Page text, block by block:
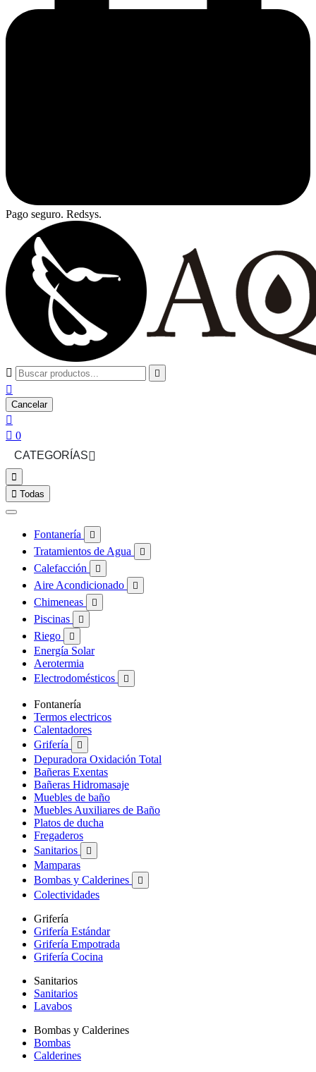
Pago seguro. Redsys.
 

Cancelar

 0
CATEGORÍAS

 Todas
Fontanería 
Tratamientos de Agua 
Calefacción 
Aire Acondicionado 
Chimeneas 
Piscinas 
Riego 
Energía Solar
Aerotermia
Electrodomésticos

Fontanería
Termos electricos
Calentadores
Grifería

Depuradora Oxidación Total
Bañeras Exentas
Bañeras Hidromasaje
Muebles de baño
Muebles Auxiliares de Baño
Platos de ducha
Fregaderos
Sanitarios

Mamparas
Bombas y Calderines

Colectividades
Grifería
Grifería Estándar
Grifería Empotrada
Grifería Cocina
Sanitarios
Sanitarios
Lavabos
Bombas y Calderines
Bombas
Calderines